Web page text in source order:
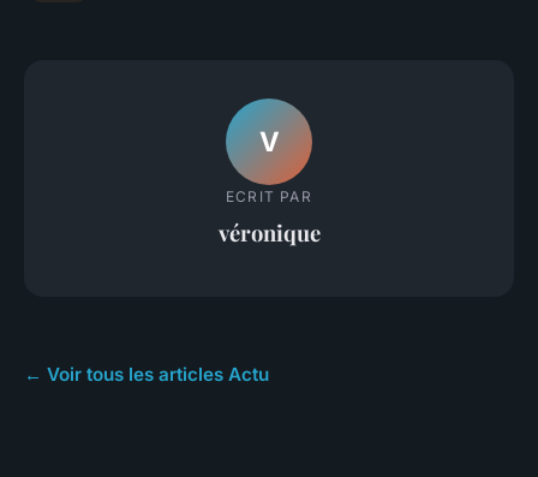
V
ECRIT PAR
véronique
← Voir tous les articles Actu